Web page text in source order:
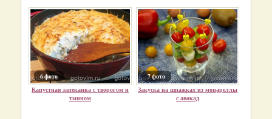
6 фото
Капустная запеканка с творогом и
тмином
7 фото
Закуска на шпажках из моцареллы
с авокад